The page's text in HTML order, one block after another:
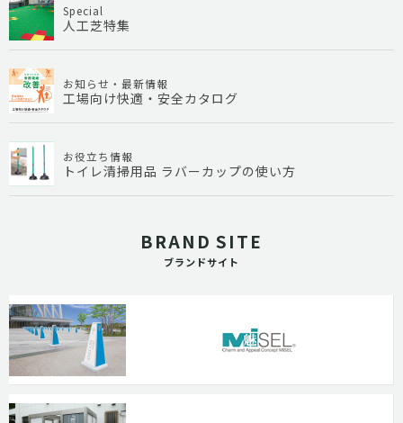
Special
人工芝特集
お知らせ・最新情報
工場向け快適・安全カタログ
お役立ち情報
トイレ清掃用品 ラバーカップの使い方
BRAND SITE
ブランドサイト